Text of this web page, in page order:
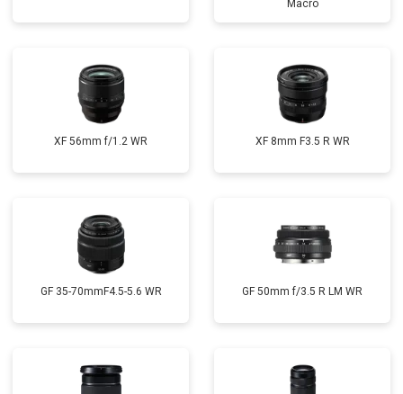
Macro
XF 56mm f/1.2 WR XF 8mm F3.5 R WR
GF 35-70mmF4.5-5.6 WR GF 50mm f/3.5 R LM WR